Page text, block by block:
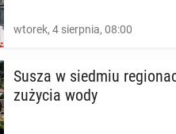
wtorek, 4 sierpnia, 08:00
Susza w siedmiu
zużycia wody